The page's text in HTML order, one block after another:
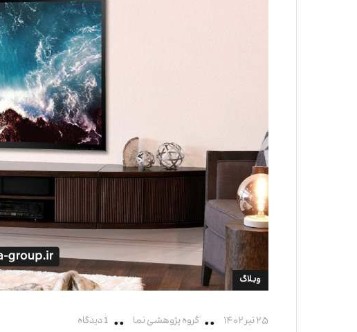
وبلاگ
۲۵ تیر ۱۴۰۲ گروه پژوهشی نما 1 دیدگاه